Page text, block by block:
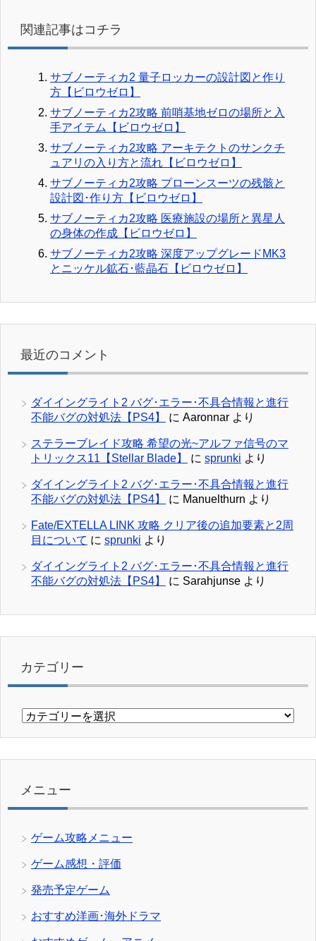
関連記事はコチラ
サブノーティカ2 量子ロッカーの設計図と作り
方【ビロウゼロ】
サブノーティカ2攻略 前哨基地ゼロの場所と入
手アイテム【ビロウゼロ】
サブノーティカ2攻略 アーキテクトのサンクチ
ュアリの入り方と流れ【ビロウゼロ】
サブノーティカ2攻略 プローンスーツの残骸と
設計図･作り方【ビロウゼロ】
サブノーティカ2攻略 医療施設の場所と異星人
の身体の作成【ビロウゼロ】
サブノーティカ2攻略 深度アップグレードMK3
とニッケル鉱石･藍晶石【ビロウゼロ】
最近のコメント
ダイイングライト2 バグ･エラー･不具合情報と進行
不能バグの対処法【PS4】
に Aaronnar より
ステラーブレイド攻略 希望の光~アルファ信号のマ
トリックス11【Stellar Blade】
に sprunki より
ダイイングライト2 バグ･エラー･不具合情報と進行
不能バグの対処法【PS4】
に Manuelthurn より
Fate/EXTELLA LINK 攻略 クリア後の追加要素と2周
目について に sprunki より
ダイイングライト2 バグ･エラー･不具合情報と進行
不能バグの対処法【PS4】
に Sarahjunse より
カテゴリー
カ
リ
メニュー
ゲーム攻略メニュー
ゲーム感想・評価
発売予定ゲーム
おすすめ洋画･海外ドラマ